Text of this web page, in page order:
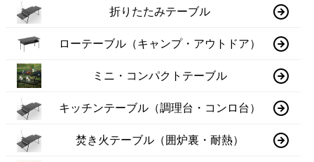
折りたたみテーブル
ローテーブル（キャンプ・アウトドア）
ミニ・コンパクトテーブル
キッチンテーブル（調理台・コンロ台）
焚き火テーブル（囲炉裏・耐熱）